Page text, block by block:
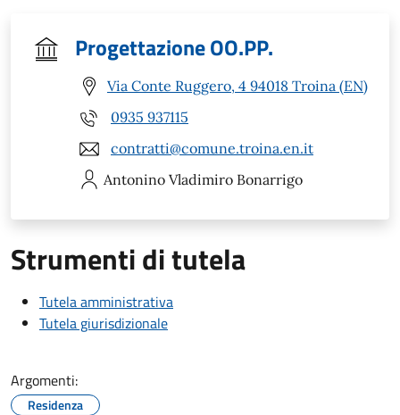
Progettazione OO.PP.
Via Conte Ruggero, 4 94018 Troina (EN)
0935 937115
contratti@comune.troina.en.it
Antonino Vladimiro Bonarrigo
Strumenti di tutela
Tutela amministrativa
Tutela giurisdizionale
Argomenti:
Residenza